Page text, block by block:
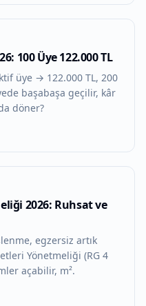
100 Üye 122.000 TL
üye → 122.000 TL, 200
başabaşa geçilir, kâr
döner?
2026: Ruhsat ve
egzersiz artık
Yönetmeliği (RG 4
açabilir, m².